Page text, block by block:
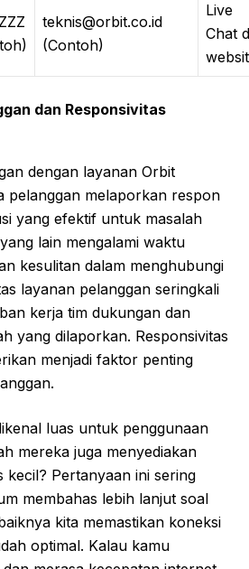
teknis@orbit.co.id
(Contoh)
Live
Chat
dan Responsivitas
dengan layanan Orbit
pelanggan melaporkan respon
yang efektif untuk masalah
lain mengalami waktu
kesulitan dalam menghubungi
layanan pelanggan seringkali
kerja tim dukungan dan
yang dilaporkan. Responsivitas
menjadi faktor penting
luas untuk penggunaan
mereka juga menyediakan
kecil? Pertanyaan ini sering
membahas lebih lanjut soal
kita memastikan koneksi
optimal. Kalau kamu